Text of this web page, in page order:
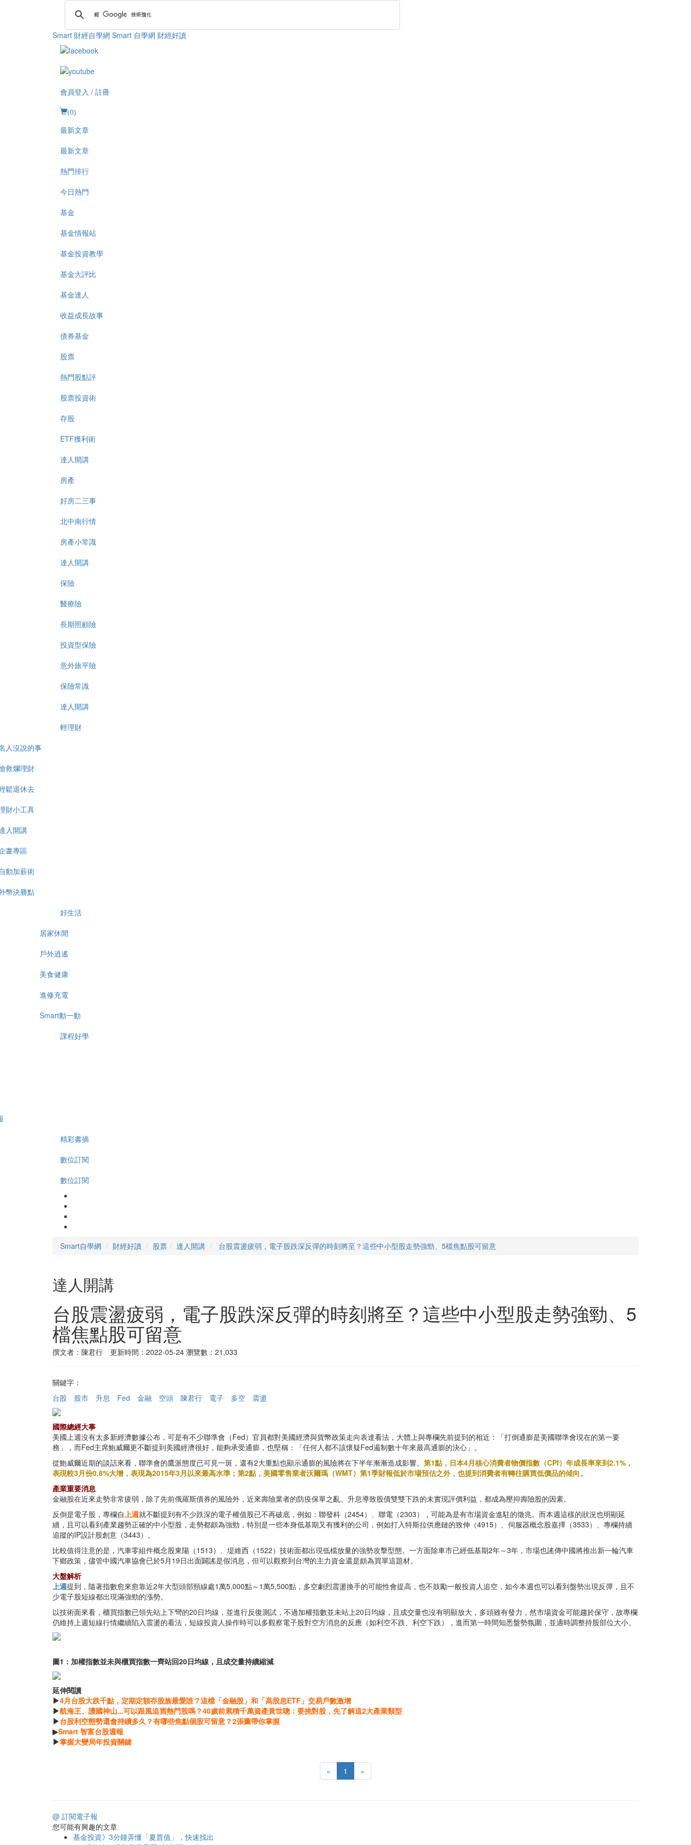
Smart 財經自學網 Smart 自學網 財經好讀
會員登入 / 註冊
(0)
最新文章
最新文章
熱門排行
今日熱門
基金
基金情報站
基金投資教學
基金大評比
基金達人
收益成長故事
債券基金
股票
熱門股點評
股票投資術
存股
ETF獲利術
達人開講
房產
好房二三事
北中南行情
房產小常識
達人開講
保險
醫療險
長期照顧險
投資型保險
意外旅平險
保險常識
達人開講
輕理財
人沒說的事
救爛理財
鬆退休去
財小工具
人開講
畫專區
動加薪術
幣決勝點
好生活
居家休閒
戶外逍遙
美食健康
進修充電
Smart動一動
課程好學
精彩書摘
數位訂閱
數位訂閱
Smart自學網 財經好讀 股票 達人開講 台股震盪疲弱，電子股跌深反彈的時刻將至？這些中小型股走勢強勁、5檔焦點股可留意
達人開講
台股震盪疲弱，電子股跌深反彈的時刻將至？這些中小型股走勢強勁、5
檔焦點股可留意
撰文者：陳君行 更新時間：2022-05-24 瀏覽數：21,033
關鍵字：
台股
股市 升息 Fed 金融 空頭 陳君行 電子 多空 震盪
國際總經大事
美國上週沒有太多新經濟數據公布，可是有不少聯準會（Fed）官員都對美國經濟與貨幣政策走向表達看法，大體上與專欄先前提到的相近：「打倒通膨是美國聯準會現在的第一要
務」，而Fed主席鮑威爾更不斷提到美國經濟很好，能夠承受通膨，也堅稱：「任何人都不該懷疑Fed遏制數十年來最高通膨的決心」。
從鮑威爾近期的談話來看，聯準會的鷹派態度已可見一斑，還有2大重點也顯示通膨的風險將在下半年漸漸造成影響。 第1點，日本4月核心消費者物價指數（CPI）年成長率來到2.1%，
表現較3月份0.8%大增，表現為2015年3月以來最高水準；第2點，美國零售業者沃爾瑪（WMT）第1季財報低於市場預估之外，也提到消費者有轉往購買低價品的傾向。
產業重要消息
金融股在近來走勢非常疲弱，除了先前俄羅斯債券的風險外，近來壽險業者的防疫保單之亂、升息導致股債雙雙下跌的未實現評價利益，都成為壓抑壽險股的因素。
反倒是電子股，專欄自上週就不斷提到有不少跌深的電子權值股已不再破底，例如：聯發科（2454）、聯電（2303），可能為是有市場資金進駐的徵兆。而本週這樣的狀況也明顯延
續，且可以看到產業趨勢正確的中小型股，走勢都頗為強勁，特別是一些本身低基期又有獲利的公司，例如打入特斯拉供應鏈的致伸（4915）、伺服器概念股嘉擇（3533）、專欄持續
追蹤的IP設計股創意（3443）。
比較值得注意的是，汽車零組件概念股東陽（1513）、堤維西（1522）技術面都出現低檔放量的強勢攻擊型態。一方面除車市已經低基期2年～3年，市場也謠傳中國將推出新一輪汽車
下鄉政策，儘管中國汽車協會已於5月19日出面闢謠是假消息，但可以觀察到台灣的主力資金還是頗為買單這題材。
大盤解析
上週提到，隨著指數愈來愈靠近2年大型頭部頸線處1萬5,000點～1萬5,500點，多空劇烈震盪換手的可能性會提高，也不鼓勵一般投資人追空，如今本週也可以看到盤勢出現反彈，且不
少電子股短線都出現滿強勁的漲勢。
以技術面來看，櫃買指數已領先站上下彎的20日均線，並進行反復測試，不過加權指數並未站上20日均線，且成交量也沒有明顯放大，多頭雖有發力，然市場資金可能趨於保守，故專欄
仍維持上週短線行情繼續陷入震盪的看法，短線投資人操作時可以多觀察電子股對空方消息的反應（如利空不跌、利空下跌），進而第一時間知悉盤勢氛圍，並適時調整持股部位大小。
圖1：加權指數並未與櫃買指數一齊站回20日均線，且成交量持續縮減
延伸閱讀
▶4月台股大跌千點，定期定額存股族最愛誰？這檔「金融股」和「高股息ETF」交易戶數激增
▶航海王、護國神山...可以跟風追買熱門股嗎？40歲前累積千萬資產黃世聰：要挑對股，先了解這2大產業類型
▶台股利空態勢還會持續多久？有哪些焦點個股可留意？2張圖帶你掌握
▶Smart 智富台股週報
▶掌握大變局年投資關鍵
« 1 »
@ 訂閱電子報
您可能有興趣的文章
基金投資》3分鐘弄懂「夏普值」，快速找出